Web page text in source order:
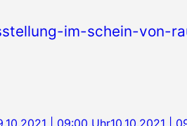
im-schein-von-
| 09:00 Uhr10.10.2021 |